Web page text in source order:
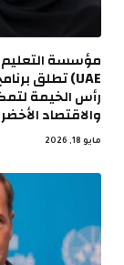
رأس الخيمة
والاقتصاد الأخضر
مايو 18, 2026